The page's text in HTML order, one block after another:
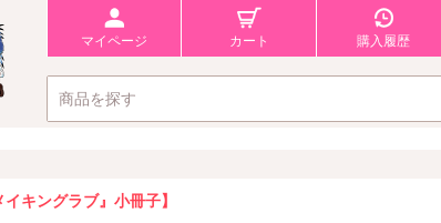
マイページ カート 購入履歴
イキングラブ』小冊子】